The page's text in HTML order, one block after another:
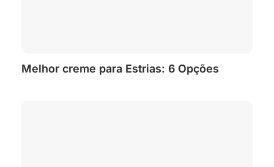
Melhor creme para Estrias: 6 Opções